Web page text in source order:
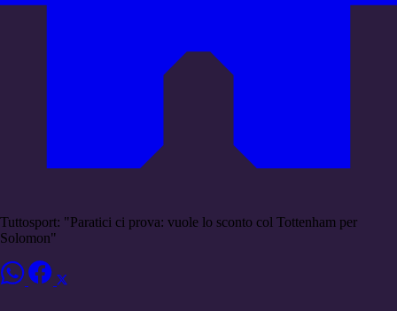
Tuttosport: "Paratici ci prova: vuole lo sconto col Tottenham per
Solomon"